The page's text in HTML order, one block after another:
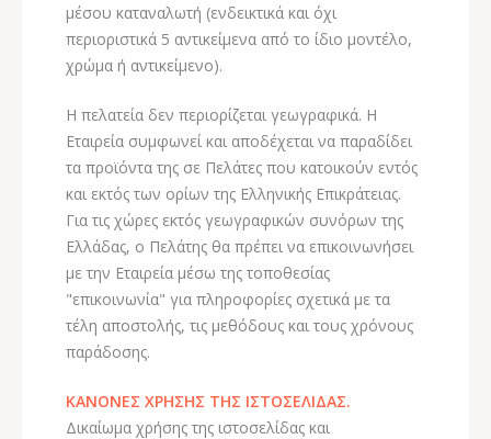
μέσου καταναλωτή (ενδεικτικά και όχι
περιοριστικά 5 αντικείμενα από το ίδιο μοντέλο,
χρώμα ή αντικείμενο).
Η πελατεία δεν περιορίζεται γεωγραφικά. Η
Εταιρεία συμφωνεί και αποδέχεται να παραδίδει
τα προϊόντα της σε Πελάτες που κατοικούν εντός
και εκτός των ορίων της Ελληνικής Επικράτειας.
Για τις χώρες εκτός γεωγραφικών συνόρων της
Ελλάδας, ο Πελάτης θα πρέπει να επικοινωνήσει
με την Εταιρεία μέσω της τοποθεσίας
"επικοινωνία" για πληροφορίες σχετικά με τα
τέλη αποστολής, τις μεθόδους και τους χρόνους
παράδοσης.
ΚΑΝΟΝΕΣ ΧΡΗΣΗΣ ΤΗΣ ΙΣΤΟΣΕΛΙΔΑΣ.
Δικαίωμα χρήσης της ιστοσελίδας και